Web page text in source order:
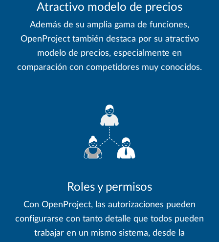
Atractivo modelo de precios
Además de su amplia gama de funciones,
OpenProject también destaca por su atractivo
modelo de precios, especialmente en
comparación con competidores muy conocidos.
Roles y permisos
Con OpenProject, las autorizaciones pueden
configurarse con tanto detalle que todos pueden
trabajar en un mismo sistema, desde la